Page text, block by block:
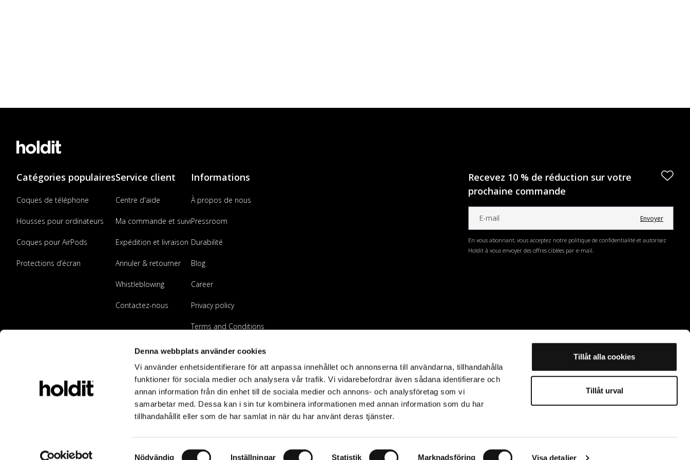
Denna webbplats använder cookies
Vi använder enhetsidentifierare för att anpassa innehållet och annonserna till användarna, tillhandahålla
funktioner för sociala medier och analysera vår trafik. Vi vidarebefordrar även sådana identifierare och
annan information från din enhet till de sociala medier och annons- och analysföretag som vi
samarbetar med. Dessa kan i sin tur kombinera informationen med annan information som du har
tillhandahållit eller som de har samlat in när du har använt deras tjänster.
Samtyckesval
Nödvändig Inställningar Statistik Marknadsföring Visa detaljer
Tillåt alla cookies
Tillåt urval
Catégories populaires
Coques de téléphone
Housses pour ordinateurs
Coques pour AirPods
Protections d’écran
Service client
Centre d'aide
Ma commande et suivi
Expédition et livraison
Annuler & retourner
Whistleblowing
Contactez-nous
Informations
À propos de nous
Pressroom
Durabilité
Blog
Career
Privacy policy
Terms and Conditions
Devenir revendeur
Recevez 10 % de réduction sur votre
prochaine commande
Envoyer
En vous abonnant, vous acceptez notre politique de confidentialité et autorisez
Holdit à vous envoyer des offres ciblées par e-mail.
©2023 Holdit AB